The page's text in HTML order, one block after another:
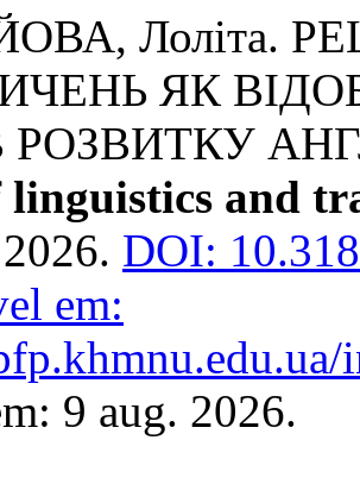
Лоліта.
ЯК
РОЗВИТКУ
linguistics and
DOI:
em:
9 aug. 2026.